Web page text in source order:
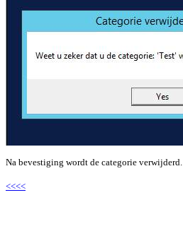
Na bevestiging wordt de categorie verwijderd.
<<<<